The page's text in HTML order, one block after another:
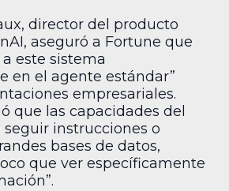
director del producto
aseguró a Fortune que
este sistema
en el agente estándar”
empresariales.
que las capacidades del
instrucciones o
bases de datos,
que ver específicamente